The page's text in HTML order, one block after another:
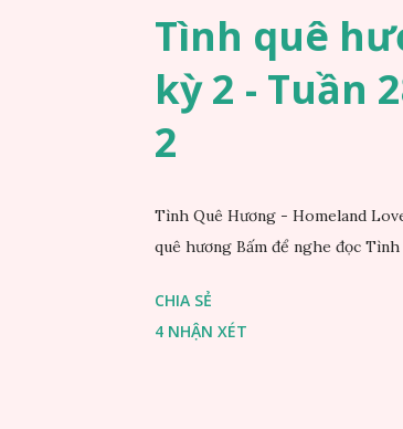
Tình quê
kỳ 2 - Tuần
2
Tình Quê Hương - Homeland
quê hương Bấm để nghe đọc Tình
CHIA SẺ
4 NHẬN XÉT